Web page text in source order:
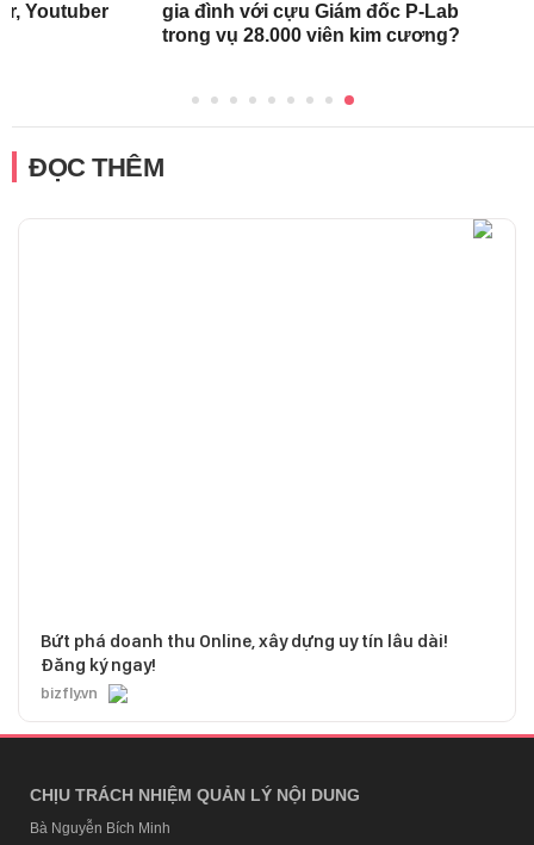
Youtuber
gia đình với cựu Giám đốc P-Lab
trong vụ 28.000 viên kim cương?
ĐỌC THÊM
Bứt phá doanh thu Online, xây dựng uy tín lâu dài!
Đăng ký ngay!
bizfly.vn
CHỊU TRÁCH NHIỆM QUẢN LÝ NỘI DUNG
Bà Nguyễn Bích Minh